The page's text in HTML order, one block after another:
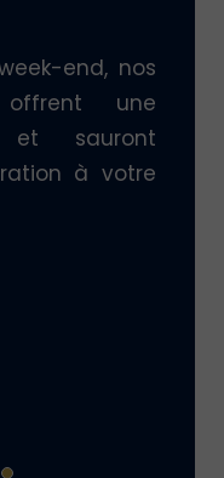
end, nos
offrent une
et sauront
à votre